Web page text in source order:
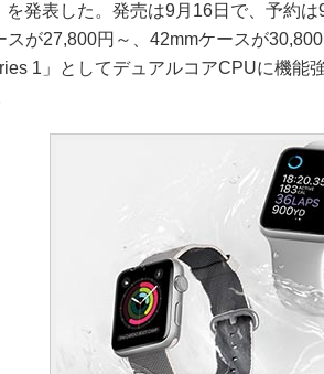
を発表した。発売は9月16日で、予約
スが27,800円～、42mmケースが
1」としてデュアルコアCPUに機能